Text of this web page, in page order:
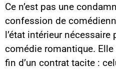
Ce n’est pas une
confession de
l’état intérieur nécessaire
comédie romantique.
fin d’un contrat tacite :